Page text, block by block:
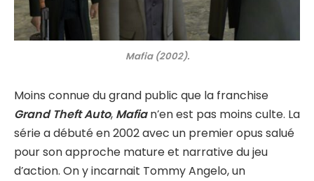
Mafia (2002).
Moins connue du grand public que la franchise
Grand Theft Auto, Mafian’en est pas moins culte. La
série a débuté en 2002 avec un premier opus salué
pour son approche mature et narrative du jeu
d’action. On y incarnait Tommy Angelo, un